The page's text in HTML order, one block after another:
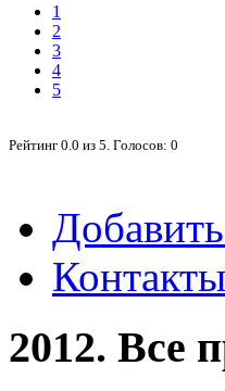
1
2
3
4
5
Рейтинг 0.0 из 5 . Голосов: 0
Контакты
2012. Все